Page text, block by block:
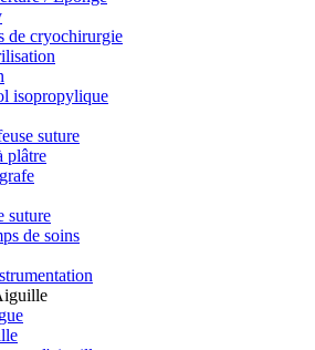
de cryochirurgie
isopropylique
suture
plâtre
suture
de soins